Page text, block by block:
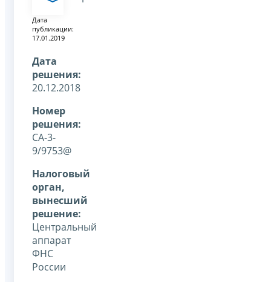
Дата
публикации:
17.01.2019
Дата
решения:
20.12.2018
Номер
решения:
СА-3-
9/9753@
Налоговый
орган,
вынесший
решение:
Центральный
аппарат
ФНС
России